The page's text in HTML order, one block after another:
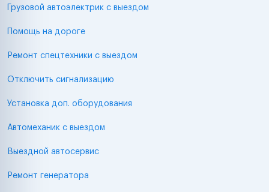
Грузовой автоэлектрик с выездом
Помощь на дороге
Ремонт спецтехники с выездом
Отключить сигнализацию
Установка доп. оборудования
Автомеханик с выездом
Выездной автосервис
Ремонт генератора